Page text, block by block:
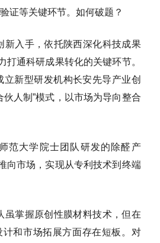
证等关键环节。如何破题？
新入手，依托陕西深化科技成果
打通科研成果转化的关键环节。
立新型研发机构长安先导产业创
伙人制”模式，以市场为导向整合
范大学院士团队研发的除醛产
向市场，实现从专利技术到终端
虽掌握原创性膜材料技术，但在
和市场拓展方面存在短板。对